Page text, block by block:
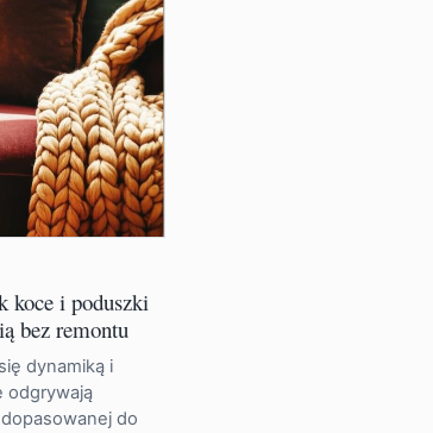
koce i poduszki
bez remontu
dynamiką i
odgrywają
do